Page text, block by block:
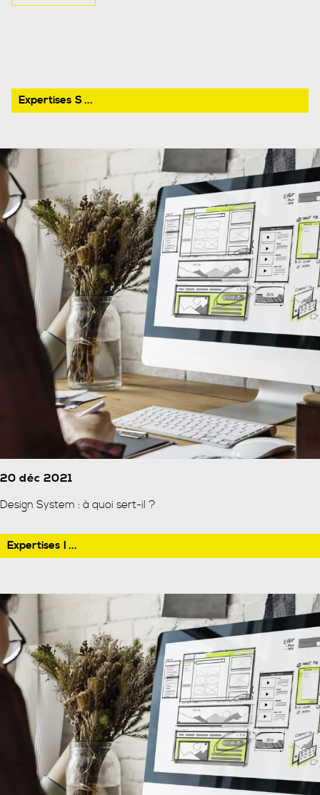
Expertises S ...
20 déc 2021
Design System : à quoi sert-il ?
Expertises I ...